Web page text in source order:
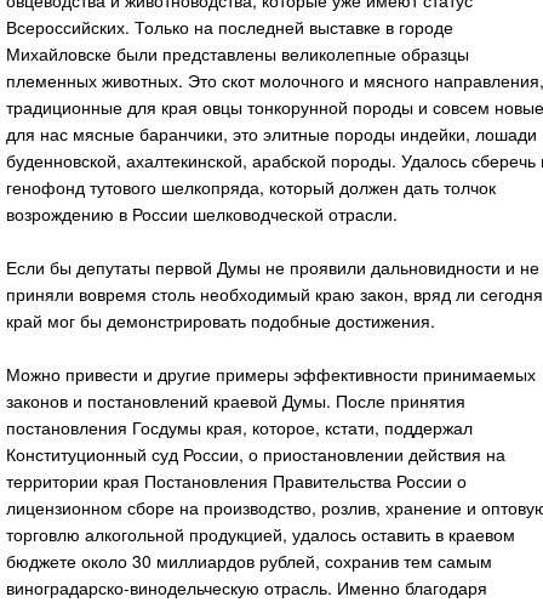
Всероссийских. Только на последней выставке в городе
Михайловске были представлены великолепные образцы
племенных животных. Это скот молочного и мясного направления,
традиционные для края овцы тонкорунной породы и совсем новые
для нас мясные баранчики, это элитные породы индейки, лошади
буденновской, ахалтекинской, арабской породы. Удалось сберечь
генофонд тутового шелкопряда, который должен дать толчок
возрождению в России шелководческой отрасли.
Если бы депутаты первой Думы не проявили дальновидности и не
приняли вовремя столь необходимый краю закон, вряд ли сегодня
край мог бы демонстрировать подобные достижения.
Можно привести и другие примеры эффективности принимаемых
законов и постановлений краевой Думы. После принятия
постановления Госдумы края, которое, кстати, поддержал
Конституционный суд России, о приостановлении действия на
территории края Постановления Правительства России о
лицензионном сборе на производство, розлив, хранение и
торговлю алкогольной продукцией, удалось оставить в краевом
бюджете около 30 миллиардов рублей, сохранив тем самым
виноградарско-винодельческую отрасль. Именно благодаря